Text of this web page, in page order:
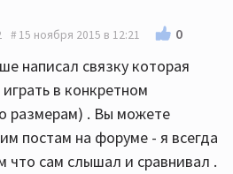
15 ноября 2015 в 12:21 0
написал связку которая
в конкретном
размерам) . Вы можете
постам на форуме - я всегда
что сам слышал и сравнивал .